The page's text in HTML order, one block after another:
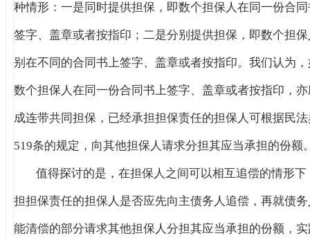
种情形：一是同时提供担保，即数个担保人在同一份合
签字、盖章或者按指印；二是分别提供担保，即数个担
别在不同的合同书上签字、盖章或者按指印。我们认为
数个担保人在同一份合同书上签字、盖章或者按指印，
成连带共同担保，已经承担担保责任的担保人可根据民
519条的规定，向其他担保人请求分担其应当承担的份额
值得探讨的是，在担保人之间可以相互追偿的情形下
担担保责任的担保人是否应先向主债务人追偿，再就债
能清偿的部分请求其他担保人分担其应当承担的份额，